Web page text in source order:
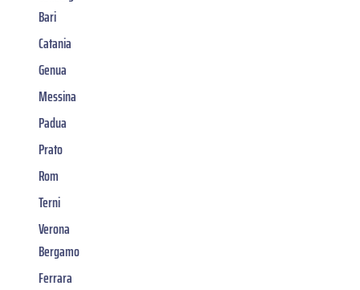
Bari
Catania
Genua
Messina
Padua
Prato
Rom
Terni
Verona
Bergamo
Ferrara